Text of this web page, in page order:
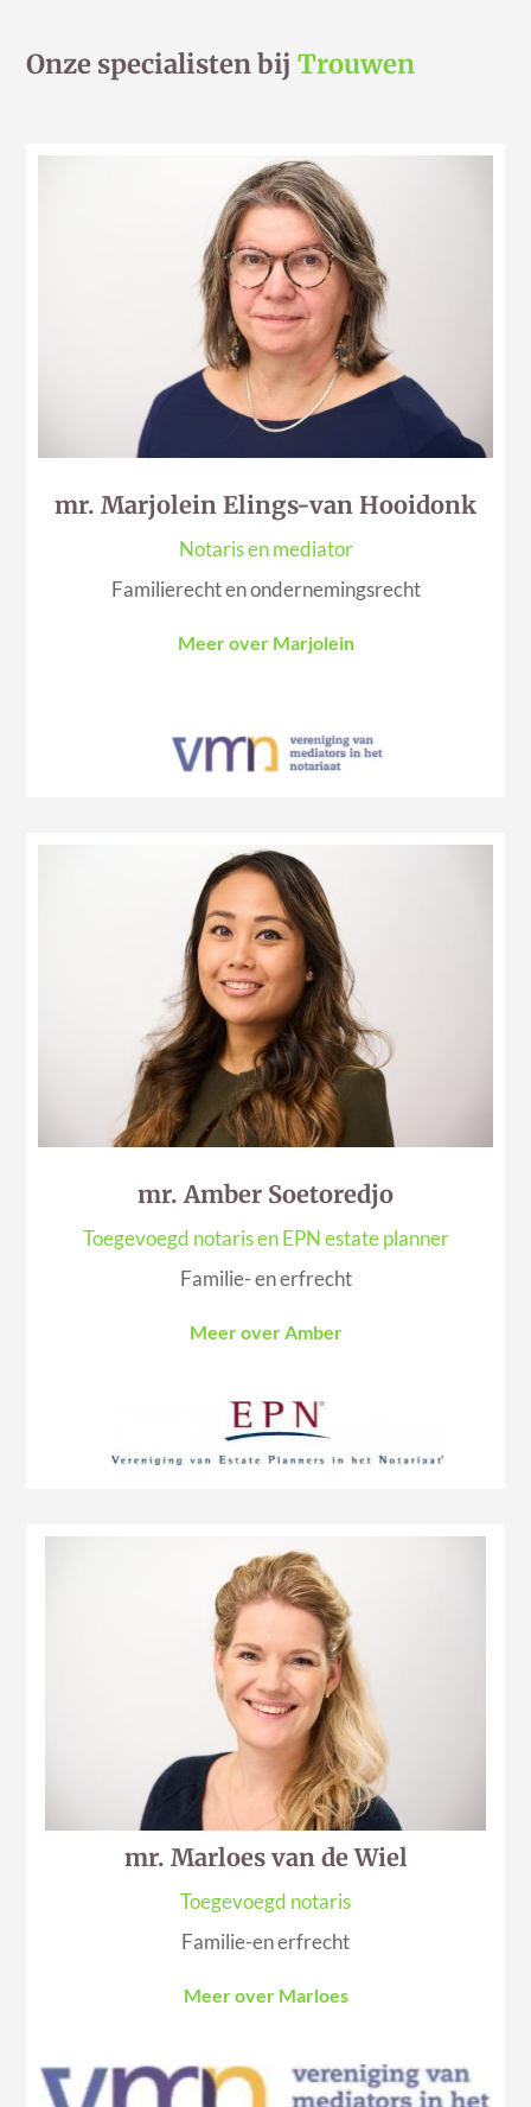
Onze specialisten bijTrouwen
mr. Marjolein Elings-van Hooidonk
Notaris en mediator
Familierecht en ondernemingsrecht
Meer over Marjolein
mr. Amber Soetoredjo
Toegevoegd notaris en EPN estate planner
Familie- en erfrecht
Meer over Amber
mr. Marloes van de Wiel
Toegevoegd notaris
Familie-en erfrecht
Meer over Marloes